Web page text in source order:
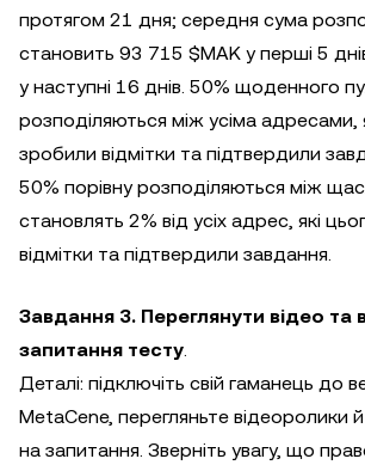
протягом 21 дня; середня сума
становить 93 715 $MAK у перші 5
у наступні 16 днів. 50% щоденного
розподіляються між усіма адресами,
зробили відмітки та підтвердили
50% порівну розподіляються між
становлять 2% від усіх адрес, які
відмітки та підтвердили завдання.
Завдання 3. Переглянути відео та
запитання тесту.
Деталі: підключіть свій гаманець до
MetaCene, перегляньте відеоролики й
на запитання. Зверніть увагу, що